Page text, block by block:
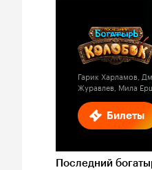
Билеты
Гарик Харламов,
Журавлев, Мила
Последний